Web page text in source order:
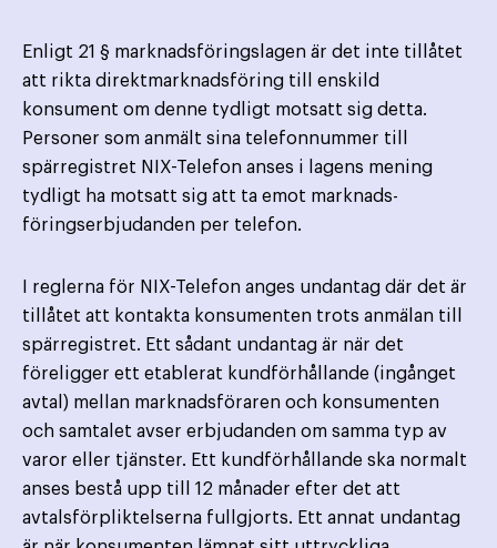
Enligt 21 § marknadsföringslagen är det inte tillåtet
att rikta direktmarknadsföring till enskild
konsument om denne tydligt motsatt sig detta.
Personer som anmält sina telefonnummer till
spärregistret NIX-Telefon anses i lagens mening
tydligt ha motsatt sig att ta emot marknads­
föringserbjudanden per telefon.
I reglerna för NIX-Telefon anges undantag där det är
tillåtet att kontakta konsumenten trots anmälan till
spärregistret. Ett sådant undantag är när det
föreligger ett etablerat kundförhållande (ingånget
avtal) mellan marknads­föraren och konsumenten
och samtalet avser erbjudanden om samma typ av
varor eller tjänster. Ett kund­förhållande ska normalt
anses bestå upp till 12 månader efter det att
avtalsförpliktelserna fullgjorts. Ett annat undantag